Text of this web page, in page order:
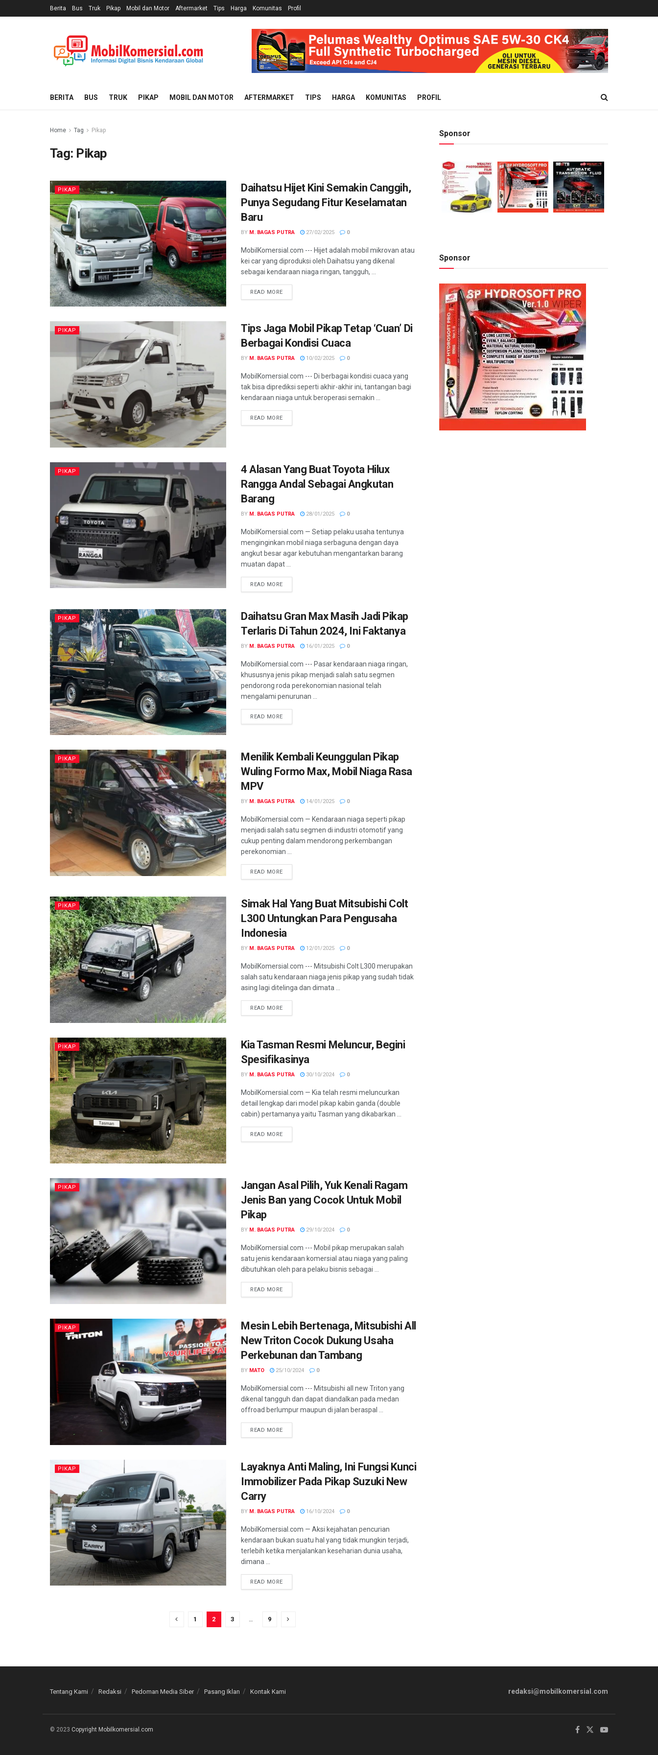
Berita Bus Truk Pikap Mobil dan Motor Aftermarket Tips Harga Komunitas Profil
BERITA BUS TRUK PIKAP MOBIL DAN MOTOR AFTERMARKET TIPS HARGA KOMUNITAS PROFIL
Home Tag Pikap
Tag: Pikap
PIKAP
Daihatsu Hijet Kini Semakin Canggih,
Punya Segudang Fitur Keselamatan
Baru
BY M. BAGAS PUTRA 27/02/2025 0
MobilKomersial.com --- Hijet adalah mobil mikrovan atau
kei car yang diproduksi oleh Daihatsu yang dikenal
sebagai kendaraan niaga ringan, tangguh, ...
READ MORE
PIKAP
Tips Jaga Mobil Pikap Tetap ‘Cuan’ Di
Berbagai Kondisi Cuaca
BY M. BAGAS PUTRA 10/02/2025 0
MobilKomersial.com --- Di berbagai kondisi cuaca yang
tak bisa diprediksi seperti akhir-akhir ini, tantangan bagi
kendaraan niaga untuk beroperasi semakin ...
READ MORE
PIKAP
4 Alasan Yang Buat Toyota Hilux
Rangga Andal Sebagai Angkutan
Barang
BY M. BAGAS PUTRA 28/01/2025 0
MobilKomersial.com — Setiap pelaku usaha tentunya
menginginkan mobil niaga serbaguna dengan daya
angkut besar agar kebutuhan mengantarkan barang
muatan dapat ...
READ MORE
PIKAP
Daihatsu Gran Max Masih Jadi Pikap
Terlaris Di Tahun 2024, Ini Faktanya
BY M. BAGAS PUTRA 16/01/2025 0
MobilKomersial.com --- Pasar kendaraan niaga ringan,
khususnya jenis pikap menjadi salah satu segmen
pendorong roda perekonomian nasional telah
mengalami penurunan ...
READ MORE
PIKAP
Menilik Kembali Keunggulan Pikap
Wuling Formo Max, Mobil Niaga Rasa
MPV
BY M. BAGAS PUTRA 14/01/2025 0
MobilKomersial.com — Kendaraan niaga seperti pikap
menjadi salah satu segmen di industri otomotif yang
cukup penting dalam mendorong perkembangan
perekonomian ...
READ MORE
PIKAP
Simak Hal Yang Buat Mitsubishi Colt
L300 Untungkan Para Pengusaha
Indonesia
BY M. BAGAS PUTRA 12/01/2025 0
MobilKomersial.com --- Mitsubishi Colt L300 merupakan
salah satu kendaraan niaga jenis pikap yang sudah tidak
asing lagi ditelinga dan dimata ...
READ MORE
PIKAP
Kia Tasman Resmi Meluncur, Begini
Spesifikasinya
BY M. BAGAS PUTRA 30/10/2024 0
MobilKomersial.com — Kia telah resmi meluncurkan
detail lengkap dari model pikap kabin ganda (double
cabin) pertamanya yaitu Tasman yang dikabarkan ...
READ MORE
PIKAP
Jangan Asal Pilih, Yuk Kenali Ragam
Jenis Ban yang Cocok Untuk Mobil
Pikap
BY M. BAGAS PUTRA 29/10/2024 0
MobilKomersial.com --- Mobil pikap merupakan salah
satu jenis kendaraan komersial atau niaga yang paling
dibutuhkan oleh para pelaku bisnis sebagai ...
READ MORE
PIKAP
Mesin Lebih Bertenaga, Mitsubishi All
New Triton Cocok Dukung Usaha
Perkebunan dan Tambang
BY MATO 25/10/2024 0
MobilKomersial.com --- Mitsubishi all new Triton yang
dikenal tangguh dan dapat diandalkan pada medan
offroad berlumpur maupun di jalan beraspal ...
READ MORE
PIKAP
Layaknya Anti Maling, Ini Fungsi Kunci
Immobilizer Pada Pikap Suzuki New
Carry
BY M. BAGAS PUTRA 16/10/2024 0
MobilKomersial.com — Aksi kejahatan pencurian
kendaraan bukan suatu hal yang tidak mungkin terjadi,
terlebih ketika menjalankan keseharian dunia usaha,
dimana ...
READ MORE
1 2 3 9
Sponsor
Sponsor
Tentang Kami Redaksi Pedoman Media Siber Pasang Iklan Kontak Kami redaksi@mobilkomersial.com
© 2023 Copyright Mobilkomersial.com